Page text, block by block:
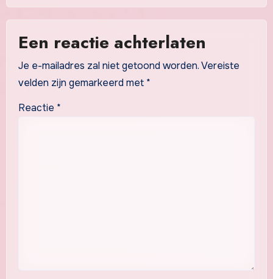
Een reactie achterlaten
Je e-mailadres zal niet getoond worden.Vereiste
velden zijn gemarkeerd met *
Reactie *